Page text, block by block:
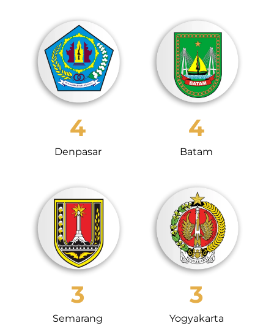
Denpasar
4
Batam
4
Semarang
3
Yogyakarta
3